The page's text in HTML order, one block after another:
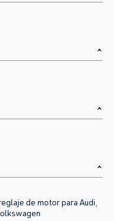
de motor para Audi